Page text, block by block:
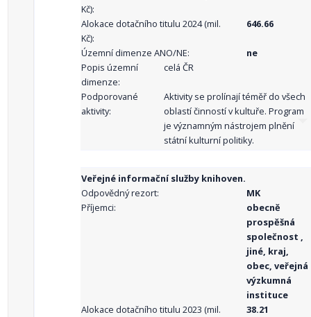
Kč):
Alokace dotačního titulu 2024 (mil.
Kč):
646.66
Územní dimenze ANO/NE:
ne
Popis územní
dimenze:
celá ČR
Podporované
aktivity:
Aktivity se prolínají téměř do všech
oblastí činností v kultuře. Program
je významným nástrojem plnění
státní kulturní politiky.
Veřejné informační služby knihoven.
Odpovědný rezort:
MK
Příjemci:
obecně
prospěšná
společnost ,
jiné, kraj,
obec, veřejná
výzkumná
instituce
Alokace dotačního titulu 2023 (mil.
38.21